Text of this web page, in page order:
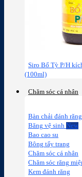
Siro Bổ Tỳ P/H
(100ml)
Chăm sóc cá nhân
Bàn chải đánh răng
Băng vệ sinh
Bao cao su
Bông tẩy trang
Chăm sóc cá nhân
Chăm sóc răng
Kem đánh răng